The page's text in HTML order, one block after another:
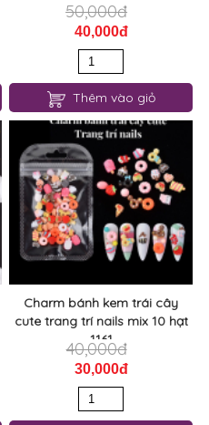
50,000đ
40,000đ
Thêm vào giỏ
Charm bánh kem trái cây
cute trang trí nails mix 10 hạt
1161
40,000đ
30,000đ